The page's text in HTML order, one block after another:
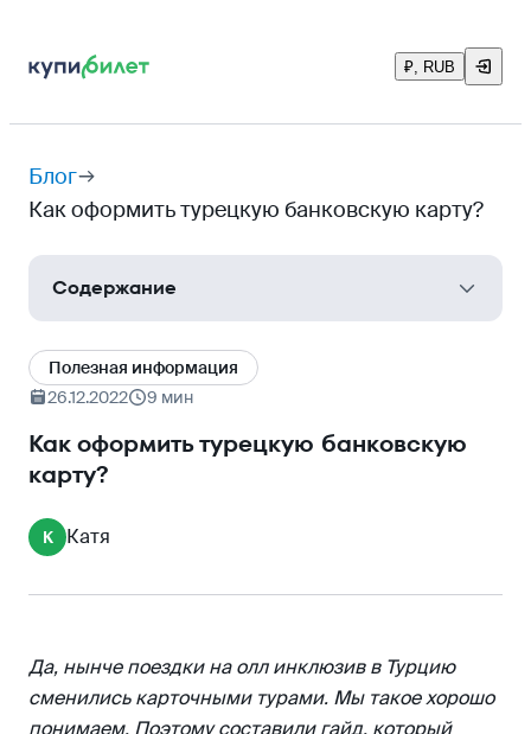
₽, RUB
Блог
Как оформить турецкую банковскую карту?
Содержание
Плюсы и минусы турецкой карты
Какие документы нужны для открытия карты
Как сделать турецкий ИНН
Какую карту можно открыть в Турции
Особенности и правила выдачи карт в
Vakif Bank («Вакиф банк»)
Как пополнить карту турецкого банка
Полезная информация
26.12.2022
9 мин
Как оформить турецкую банковскую
карту?
К Катя
Да, нынче поездки на олл инклюзив в Турцию
сменились карточными турами. Мы такое хорошо
понимаем. Поэтому составили гайд, который